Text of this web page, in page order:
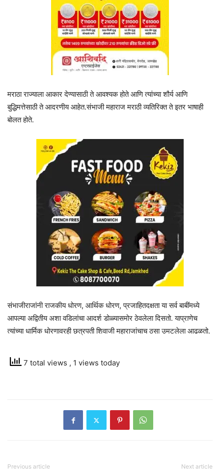
मराठा राज्याला आकार देण्यासाठी ते आवश्यक होते आणि त्यांच्या शौर्य आणि
बुद्धिमत्तेसाठी ते आदरणीय आहेत.संभाजी महाराज मराठी व्यतिरिक्त ते इतर भाषाही
बोलत होते.
संभाजीराजांनी राजकीय धोरण, आर्थिक धोरण, प्रजाहितदक्षता या सर्व बाबींमध्ये
आपल्या अद्वितीय अशा वडिलांचा आदर्श डोळ्यासमोर ठेवलेला दिसतो. याप्राणेच
त्यांच्या धार्मिक धोरणावरही छत्रपती शिवाजी महाराजांचाच ठसा उमटलेला आढळतो.
7 total views , 1 views today
Previous article Next article